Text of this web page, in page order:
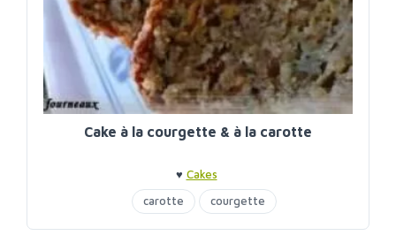
Cake à la courgette & à la carotte
♥ Cakes
carotte
courgette